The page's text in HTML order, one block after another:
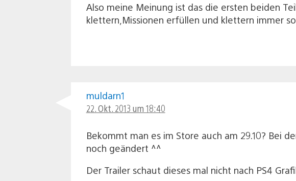
Also meine Meinung ist das die ersten beiden
klettern,Missionen erfüllen und klettern immer
muldarn1
22. Okt. 2013 um 18:40
Bekommt man es im Store auch am 29.10? Bei
noch geändert ^^
Der Trailer schaut dieses mal nicht nach PS4